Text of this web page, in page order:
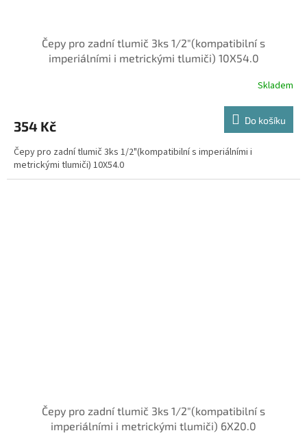
Čepy pro zadní tlumič 3ks 1/2"(kompatibilní s
imperiálními i metrickými tlumiči) 10X54.0
Skladem
354 Kč Do košíku
Čepy pro zadní tlumič 3ks 1/2"(kompatibilní s imperiálními i
metrickými tlumiči) 10X54.0
Čepy pro zadní tlumič 3ks 1/2"(kompatibilní s
imperiálními i metrickými tlumiči) 6X20.0